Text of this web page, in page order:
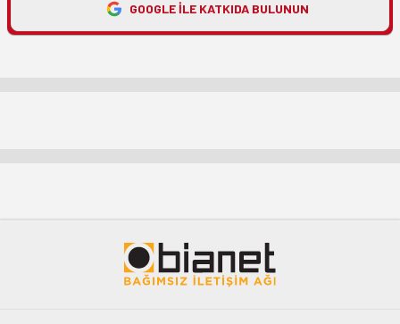
GOOGLE ILE KATKIDA BULUNUN